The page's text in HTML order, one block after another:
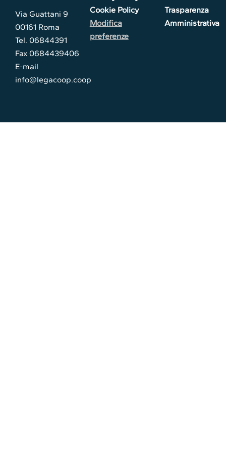
Via Guattani 9
00161 Roma
Tel. 06844391
Fax 0684439406
E-mail
info@legacoop.coop
Cookie Policy
Modifica
preferenze
Trasparenza
Amministrativa